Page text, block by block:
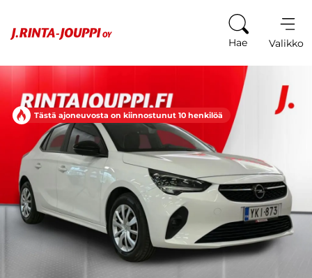
Hae Valikko
Tästä ajoneuvosta on kiinnostunut 10 henkilöä